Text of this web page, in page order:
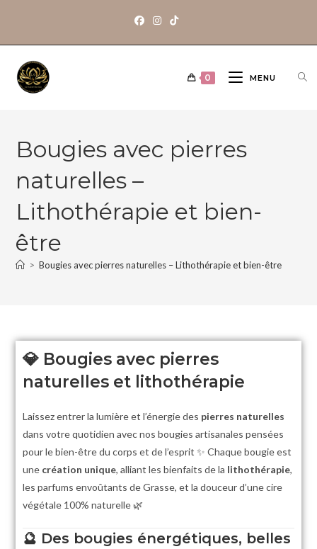
0 MENU
Bougies avec pierres
naturelles –
Lithothérapie et bien-
être
> Bougies avec pierres naturelles – Lithothérapie et bien-être
💎 Bougies avec pierres
naturelles et lithothérapie
Laissez entrer la lumière et l’énergie des pierres naturelles
dans votre quotidien avec nos bougies artisanales pensées
pour le bien-être du corps et de l’esprit ✨ Chaque bougie est
une création unique, alliant les bienfaits de la lithothérapie,
les parfums envoûtants de Grasse, et la douceur d’une cire
végétale 100% naturelle 🌿
🔮 Des bougies énergétiques, belles